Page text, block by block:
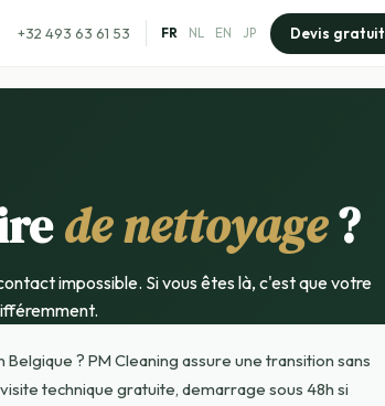
+32 493 63 61 53 FR NL EN JP Devis gratuit
de nettoyage?
impossible. Si vous êtes là, c'est que votre
? PM Cleaning assure une transition sans
technique gratuite, demarrage sous 48h si